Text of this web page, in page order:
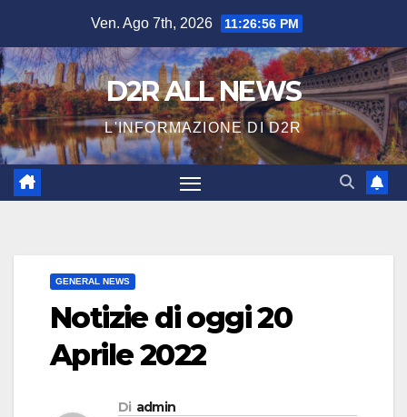
contenuto
Ven. Ago 7th, 2026 11:26:57 PM
D2R ALL NEWS
L'INFORMAZIONE DI D2R
GENERAL NEWS
Notizie di oggi 20
Aprile 2022
Di admin